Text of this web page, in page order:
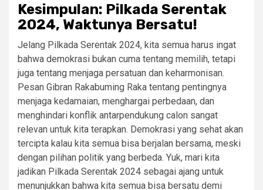
Kesimpulan: Pilkada Serentak
2024, Waktunya Bersatu!
Jelang Pilkada Serentak 2024, kita semua harus ingat
bahwa demokrasi bukan cuma tentang memilih, tetapi
juga tentang menjaga persatuan dan keharmonisan.
Pesan Gibran Rakabuming Raka tentang pentingnya
menjaga kedamaian, menghargai perbedaan, dan
menghindari konflik antarpendukung calon sangat
relevan untuk kita terapkan. Demokrasi yang sehat akan
tercipta kalau kita semua bisa berjalan bersama, meski
dengan pilihan politik yang berbeda. Yuk, mari kita
jadikan Pilkada Serentak 2024 sebagai ajang untuk
menunjukkan bahwa kita semua bisa bersatu demi